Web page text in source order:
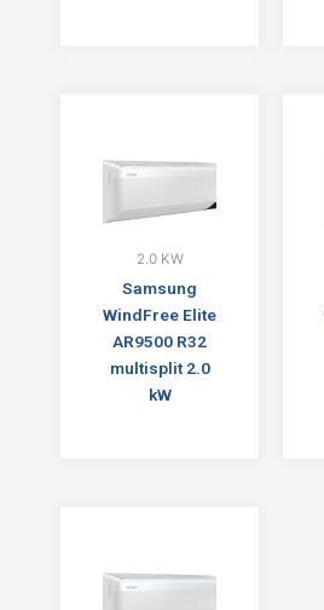
2.0 KW
Samsung
WindFree Elite
AR9500 R32
multisplit 2.0
kW